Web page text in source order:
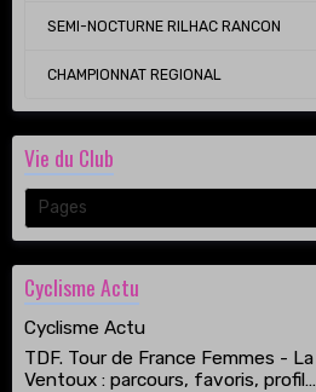
SEMI-NOCTURNE RILHAC RANCON
CHAMPIONNAT REGIONAL
Vie du Club
Cyclisme Actu
Cyclisme Actu
TDF. Tour de France Femmes -
Ventoux : parcours, favoris, profil…